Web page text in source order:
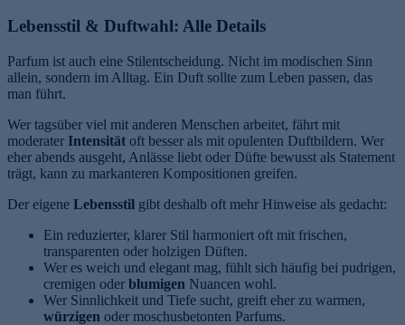
Lebensstil & Duftwahl: Alle Details
Parfum ist auch eine Stilentscheidung. Nicht im modischen Sinn
allein, sondern im Alltag. Ein Duft sollte zum Leben passen, das
man führt.
Wer tagsüber viel mit anderen Menschen arbeitet, fährt mit
moderater Intensität oft besser als mit opulenten Duftbildern. Wer
eher abends ausgeht, Anlässe liebt oder Düfte bewusst als Statement
trägt, kann zu markanteren Kompositionen greifen.
Der eigene Lebensstil gibt deshalb oft mehr Hinweise als gedacht:
Ein reduzierter, klarer Stil harmoniert oft mit frischen,
transparenten oder holzigen Düften.
Wer es weich und elegant mag, fühlt sich häufig bei pudrigen,
cremigen oder blumigen Nuancen wohl.
Wer Sinnlichkeit und Tiefe sucht, greift eher zu warmen,
würzigen oder moschusbetonten Parfums.